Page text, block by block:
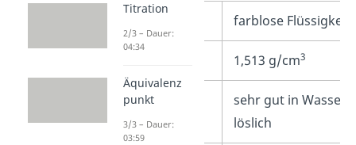
farblose Flüssigkeit
1,513 g/cm3
Löslichkeit
sehr gut in Wasser
löslich
Titration
2/3 – Dauer:
04:34
Äquivalenz
punkt
3/3 – Dauer:
03:59